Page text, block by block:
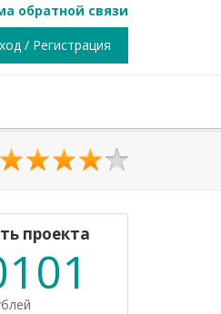
обратной связи
/ Регистрация
проекта